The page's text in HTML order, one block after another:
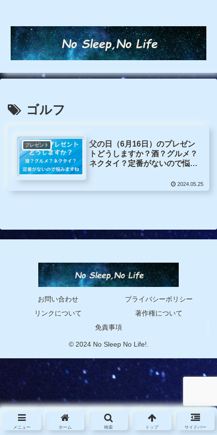
ゴルフ
プレゼント
父の日（6月16日）のプレゼン
トどうしますか？酒？グルメ？
ネクタイ？定番がないので悩み
2024.05.25
お問い合わせ
プライバシーポリシー
リンクについて
著作権について
免責事項
© 2024 No Sleep No Life!.
メニュー ホーム 検索 トップ サイドバー